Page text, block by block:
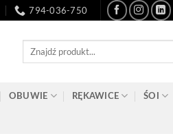
794-036-750
OBUWIE RĘKAWICE ŚOI